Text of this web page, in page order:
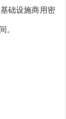
础设施商用密